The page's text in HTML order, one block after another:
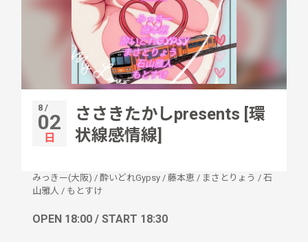
8 /
02
日
ささきたかしpresents [環
状線感情線]
みっきー(大阪) / 酔いどれGypsy / 藤本恵 / まさとりょう / 石
山雅人 / もとすけ
OPEN 18:00 / START 18:30